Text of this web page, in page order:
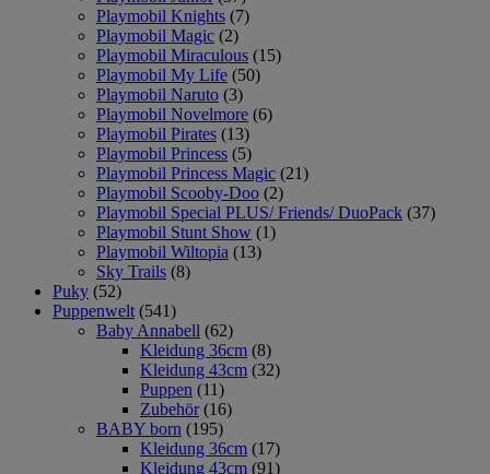
Playmobil Knights (7)
Playmobil Magic (2)
Playmobil Miraculous (15)
Playmobil My Life (50)
Playmobil Naruto (3)
Playmobil Novelmore (6)
Playmobil Pirates (13)
Playmobil Princess (5)
Playmobil Princess Magic (21)
Playmobil Scooby-Doo (2)
Playmobil Special PLUS/ Friends/ DuoPack (37)
Playmobil Stunt Show (1)
Playmobil Wiltopia (13)
Sky Trails (8)
Puky (52)
Puppenwelt (541)
Baby Annabell (62)
Kleidung 36cm (8)
Kleidung 43cm (32)
Puppen (11)
Zubehör (16)
BABY born (195)
Kleidung 36cm (17)
Kleidung 43cm (91)